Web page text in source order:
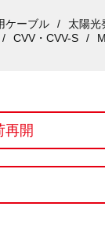
ケーブル
太陽光
CVV・CVV-S
再開